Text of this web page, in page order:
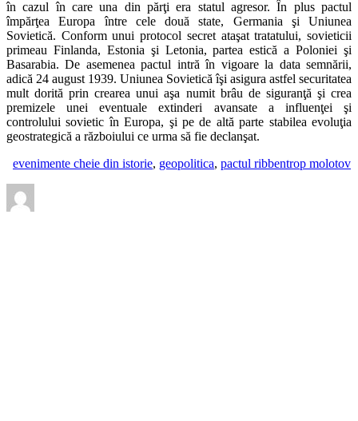
în cazul în care una din părţi era statul agresor. În plus pactul
împărţea Europa între cele două state, Germania şi Uniunea
Sovietică. Conform unui protocol secret ataşat tratatului, sovieticii
primeau Finlanda, Estonia şi Letonia, partea estică a Poloniei şi
Basarabia. De asemenea pactul intră în vigoare la data semnării,
adică 24 august 1939. Uniunea Sovietică îşi asigura astfel securitatea
mult dorită prin crearea unui aşa numit brâu de siguranţă şi crea
premizele unei eventuale extinderi avansate a influenţei şi
controlului sovietic în Europa, şi pe de altă parte stabilea evoluţia
geostrategică a războiului ce urma să fie declanşat.
evenimente cheie din istorie, geopolitica, pactul ribbentrop molotov